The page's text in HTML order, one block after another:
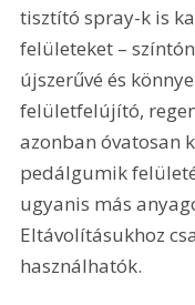
tisztító spray-k is
felületeket –
újszerűvé és
felületfelújító,
azonban óvatosan
pedálgumik
ugyanis más
Eltávolításukhoz
használhatók.